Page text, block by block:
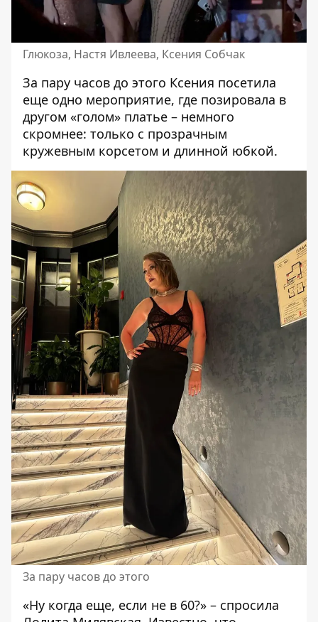
Глюкоза, Настя Ивлеева, Ксения Собчак
За пару часов до этого Ксения посетила
еще одно мероприятие, где позировала в
другом «голом» платье – немного
скромнее: только с прозрачным
кружевным корсетом и длинной юбкой.
За пару часов до этого
«Ну когда еще, если не в 60?» – спросила